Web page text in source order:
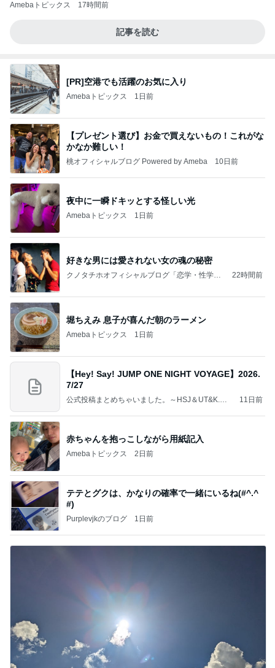
Amebaトピックス 17時間前
記事を読む
[PR]空港でも活躍のお気に入り
Amebaトピックス 1日前
【プレゼント選び】お金で買えないもの！これがな
かなか難しい！
桃オフィシャルブログ Powered by Ameba 10日前
夜中に一瞬ドキッとする怪しい光
Amebaトピックス 1日前
好きな男には愛されない女の魂の秘密
クノタチホオフィシャルブログ「恋学・性学研
22時間前
堀ちえみ 息子が喜んだ朝のラーメン
Amebaトピックス 1日前
【Hey! Say! JUMP ONE NIGHT VOYAGE】2026.
7/27
公式投稿まとめちゃいました。～HSJ＆UT&K.O.
11日前
赤ちゃんを抱っこしながら用紙記入
Amebaトピックス 2日前
テテとグクは、かなりの確率で一緒にいるね(#^.^
#)
Purplevjkのブログ 1日前